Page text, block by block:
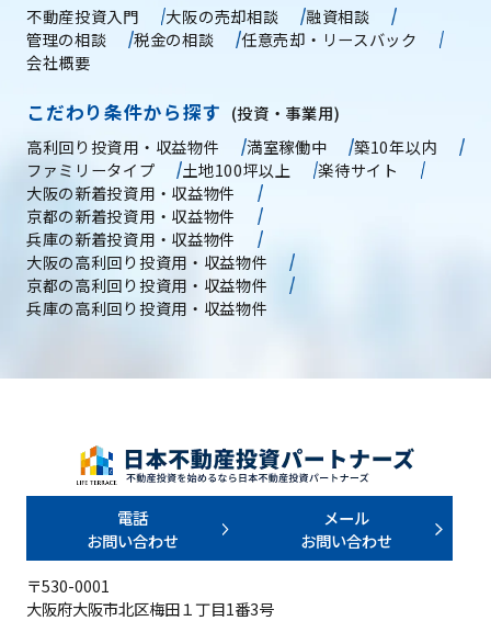
不動産投資入門 大阪の売却相談
融資相談
管理の相談
税金の相談
任意売却・リースバック
会社概要
こだわり条件から探す (投資・事業用)
高利回り投資用・収益物件
満室稼働中
築10年以内
ファミリータイプ
土地100坪以上
楽待サイト
大阪の新着投資用・収益物件
京都の新着投資用・収益物件
兵庫の新着投資用・収益物件
大阪の高利回り投資用・収益物件
京都の高利回り投資用・収益物件
兵庫の高利回り投資用・収益物件
電話
お問い合わせ
メール
お問い合わせ
〒530-0001
大阪府大阪市北区梅田１丁目1番3号